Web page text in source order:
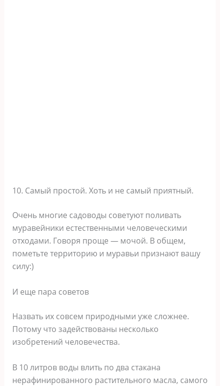
10. Самый простой. Хоть и не самый приятный.
Очень многие садоводы советуют поливать
муравейники естественными человеческими
отходами. Говоря проще — мочой. В общем,
пометьте территорию и муравьи признают вашу
силу:)
И еще пара советов
Назвать их совсем природными уже сложнее.
Потому что задействованы несколько
изобретений человечества.
В 10 литров воды влить по два стакана
нерафинированного растительного масла, самого